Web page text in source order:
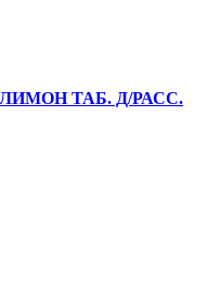
ТАБ. Д/РАСС.